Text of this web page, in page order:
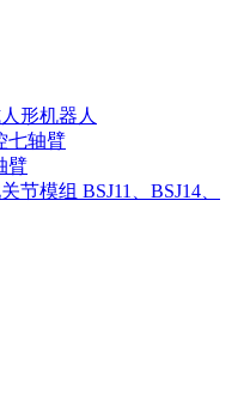
形机器人
七轴臂
臂
节模组 BSJ11、BSJ14、